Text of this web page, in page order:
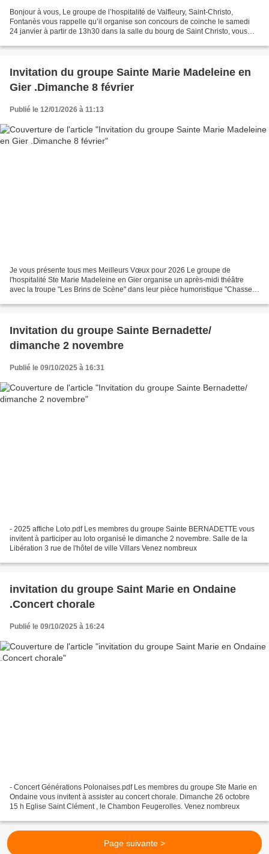
Bonjour à vous, Le groupe de l’hospitalité de Valfleury, Saint-Christo,
Fontanès vous rappelle qu’il organise son concours de coinche le samedi
24 janvier à partir de 13h30 dans la salle du bourg de Saint Christo, vous
Invitation du groupe Sainte Marie Madeleine en
Gier .Dimanche 8 février
Publié le 12/01/2026 à 11:13
Je vous présente tous mes Meilleurs Vœux pour 2026 Le groupe de
l'hospitalité Ste Marie Madeleine en Gier organise un après-midi théâtre
avec la troupe "Les Brins de Scène" dans leur pièce humoristique "Chasse
Invitation du groupe Sainte Bernadette/
dimanche 2 novembre
Publié le 09/10/2025 à 16:31
- 2025 affiche Loto.pdf Les membres du groupe Sainte BERNADETTE vous
invitent à participer au loto organisé le dimanche 2 novembre. Salle de la
Libération 3 rue de l'hôtel de ville Villars Venez nombreux
invitation du groupe Saint Marie en Ondaine
.Concert chorale
Publié le 09/10/2025 à 16:24
- Concert Générations Polonaises.pdf Les membres du groupe Ste Marie en
Ondaine vous invitent à assister au concert chorale. Dimanche 26 octobre
15 h Eglise Saint Clément , le Chambon Feugerolles. Venez nombreux
Page suivante >